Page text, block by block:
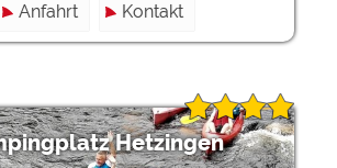
Anfahrt Kontakt
Hetzingen